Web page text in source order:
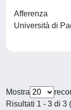
Afferenza
Università di
Mostra
Risultati 1 - 3 di 3